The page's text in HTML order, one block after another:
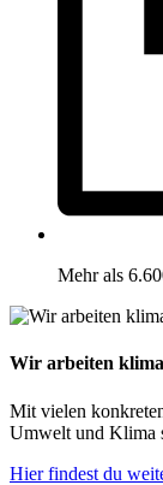
Mehr als
Wir arbeiten
Mit vielen
Umwelt und Klima
Hier findest du